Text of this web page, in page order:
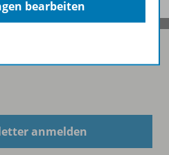
anmelden
bearbeiten